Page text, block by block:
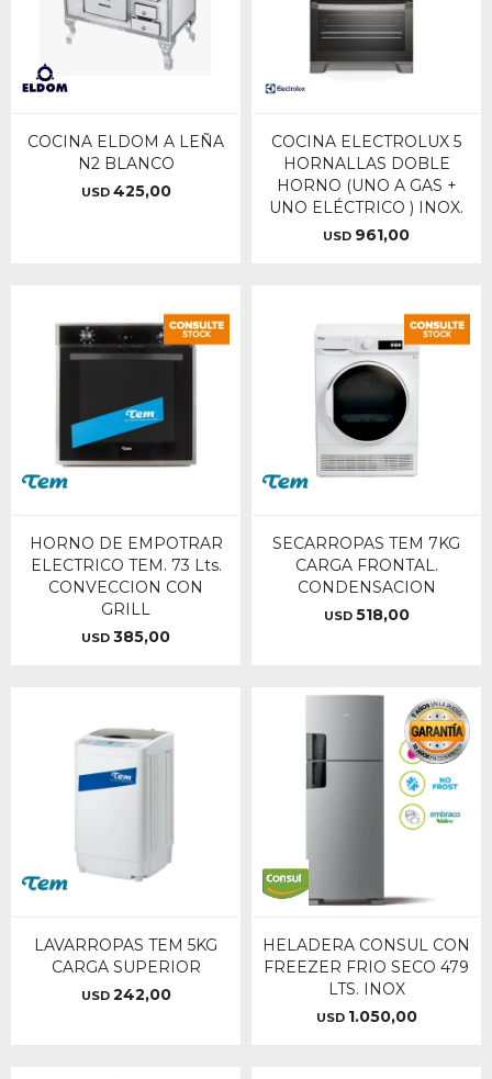
COCINA ELDOM A LEÑA
N2 BLANCO
USD 425,00
COCINA ELECTROLUX 5
HORNALLAS DOBLE
HORNO (UNO A GAS +
UNO ELÉCTRICO ) INOX.
USD 961,00
HORNO DE EMPOTRAR
ELECTRICO TEM. 73 Lts.
CONVECCION CON
GRILL
USD 385,00
SECARROPAS TEM 7KG
CARGA FRONTAL.
CONDENSACION
USD 518,00
LAVARROPAS TEM 5KG
CARGA SUPERIOR
USD 242,00
HELADERA CONSUL CON
FREEZER FRIO SECO 479
LTS. INOX
USD 1.050,00